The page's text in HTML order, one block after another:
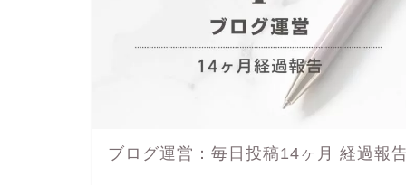
ブログ運営：毎日投稿14ヶ月 経過報